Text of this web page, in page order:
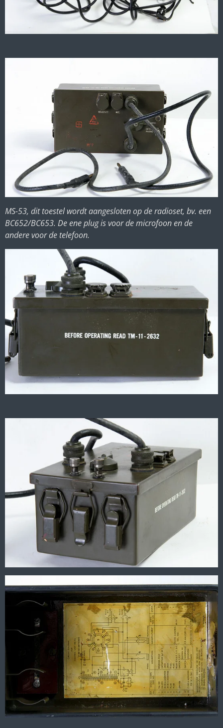
MS-53, dit toestel wordt aangesloten op de radioset, bv. een
BC652/BC653. De ene plug is voor de microfoon en de
andere voor de telefoon.